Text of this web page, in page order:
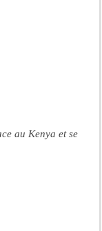
au Kenya et se